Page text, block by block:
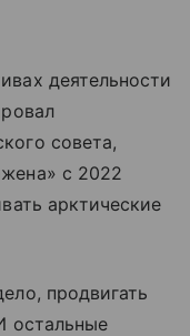
деятельности
совета,
с 2022
арктические
продвигать
остальные